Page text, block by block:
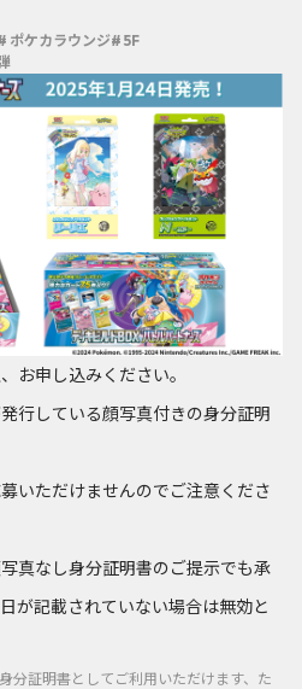
ポケカラウンジ# 5F
お申し込みください。
行している顔写真付きの身分証明
いただけませんのでご注意くださ
真なし身分証明書のご提示でも承
が記載されていない場合は無効と
分証明書としてご利用いただけます、た